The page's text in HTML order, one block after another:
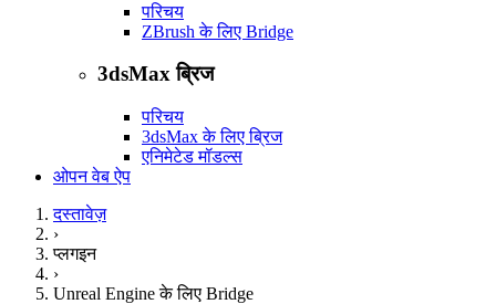
परिचय
ZBrush के लिए Bridge
3dsMax ब्रिज
परिचय
3dsMax के लिए ब्रिज
एनिमेटेड मॉडल्स
ओपन वेब ऐप
दस्तावेज़
›
प्लगइन
›
Unreal Engine के लिए Bridge